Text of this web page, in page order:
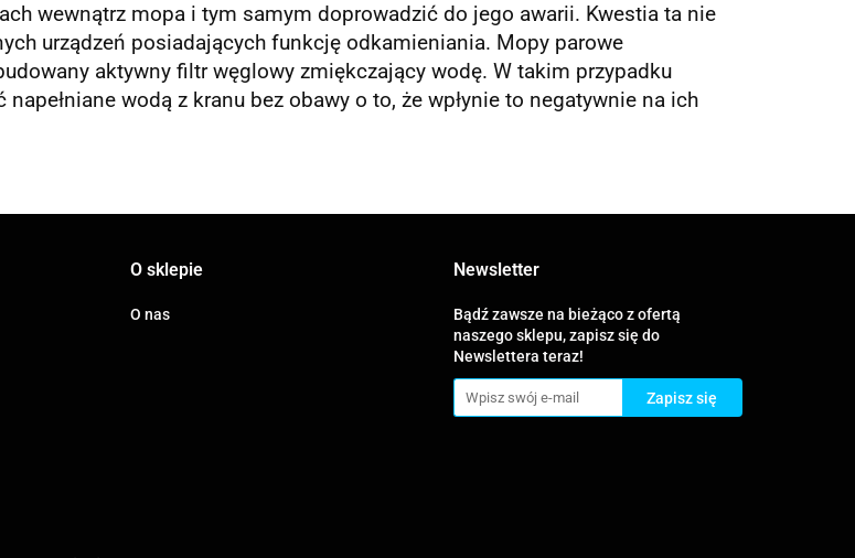
wewnątrz mopa i tym samym doprowadzić do jego awarii. Kwestia ta nie
urządzeń posiadających funkcję odkamieniania. Mopy parowe
aktywny filtr węglowy zmiękczający wodę. W takim przypadku
napełniane wodą z kranu bez obawy o to, że wpłynie to negatywnie na ich
O sklepie
O nas
Newsletter
Bądź zawsze na bieżąco z ofertą
naszego sklepu, zapisz się do
Newslettera teraz!